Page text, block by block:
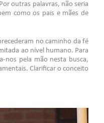
outras palavras, não seria
como os pais e mães de
no caminho da fé
ao nível humano. Para
nos pela mão nesta busca,
Clarificar o conceito